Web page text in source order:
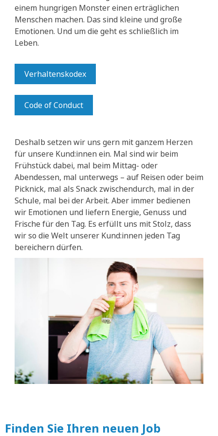
einem hungrigen Monster einen erträglichen
Menschen machen. Das sind kleine und große
Emotionen. Und um die geht es schließlich im
Leben.
Verhaltenskodex
Code of Conduct
Deshalb setzen wir uns gern mit ganzem Herzen
für unsere Kund:innen ein. Mal sind wir beim
Frühstück dabei, mal beim Mittag- oder
Abendessen, mal unterwegs – auf Reisen oder beim
Picknick, mal als Snack zwischendurch, mal in der
Schule, mal bei der Arbeit. Aber immer bedienen
wir Emotionen und liefern Energie, Genuss und
Frische für den Tag. Es erfüllt uns mit Stolz, dass
wir so die Welt unserer Kund:innen jeden Tag
bereichern dürfen.
Finden Sie Ihren neuen Job